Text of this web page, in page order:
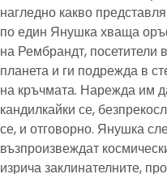
нагледно какво
по един Янушка хваща
на Рембрандт, посетители
планета и ги подрежда в
на кръчмата. Нарежда им
кандилкайки се,
се, и отговорно. Янушка
възпроизвеждат
изрича заклинателните,